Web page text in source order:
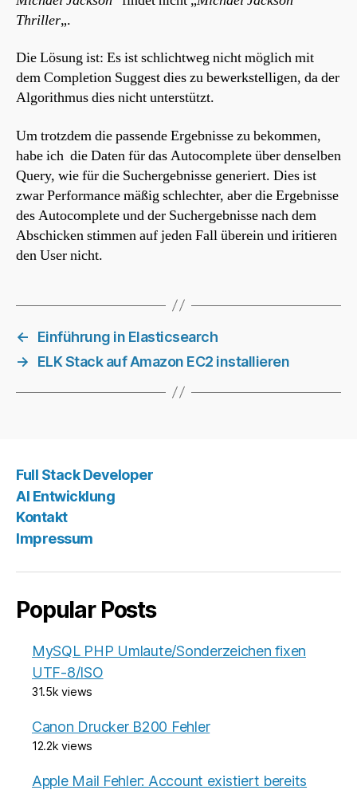
Thriller„.
Die Lösung ist: Es ist schlichtweg nicht möglich mit
dem Completion Suggest dies zu bewerkstelligen, da der
Algorithmus dies nicht unterstützt.
Um trotzdem die passende Ergebnisse zu bekommen,
habe ich die Daten für das Autocomplete über denselben
Query, wie für die Suchergebnisse generiert. Dies ist
zwar Performance mäßig schlechter, aber die Ergebnisse
des Autocomplete und der Suchergebnisse nach dem
Abschicken stimmen auf jeden Fall überein und iritieren
den User nicht.
←
Einführung in Elasticsearch
→
ELK Stack auf Amazon EC2 installieren
Full Stack Developer
AI Entwicklung
Kontakt
Impressum
Popular Posts
MySQL PHP Umlaute/Sonderzeichen fixen
UTF-8/ISO
31.5k views
Canon Drucker B200 Fehler
12.2k views
Apple Mail Fehler: Account existiert bereits